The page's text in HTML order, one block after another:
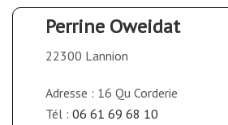
Perrine Oweidat
22300 Lannion
Adresse : 16 Qu Corderie
Tél : 06 61 69 68 10